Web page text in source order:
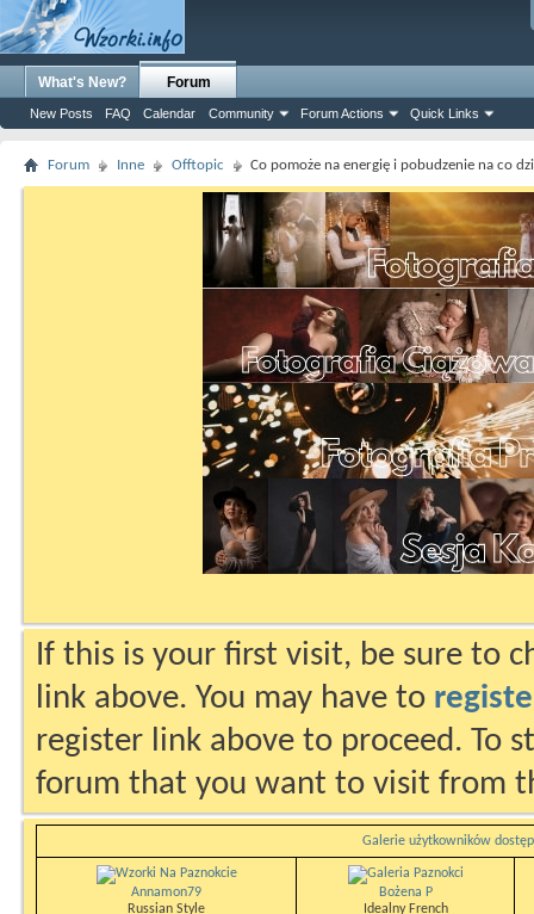
What's New? Forum
New Posts FAQ Calendar Community Forum Actions Quick Links
Forum Inne Offtopic Co pomoże na energię i pobudzenie na co
If this is your first visit, be sure to
link above. You may have to
register link above to proceed. To
forum that you want to visit from
Galerie użytkowników
Annamon79
Russian Style
Bożena P
Idealny French